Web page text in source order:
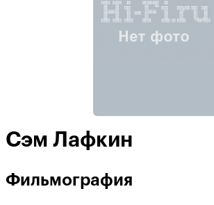
Сэм Лафкин
Фильмография